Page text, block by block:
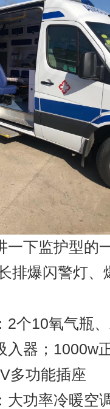
一下监护型的
排爆闪警灯、
2个10氧气瓶
入器；1000w
多功能插座
大功率冷暖空